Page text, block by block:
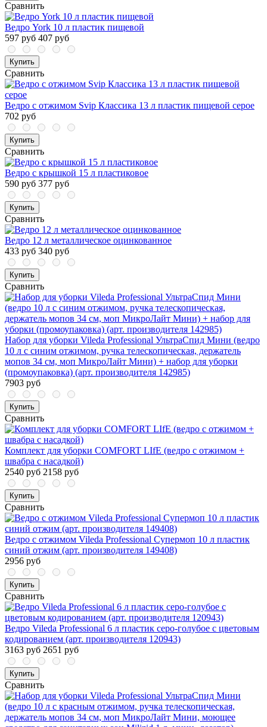
Сравнить
Ведро York 10 л пластик пищевой
597 руб 407 руб
Купить
Сравнить
Ведро с отжимом Svip Классика 13 л пластик пищевой серое
702 руб
Купить
Сравнить
Ведро с крышкой 15 л пластиковое
590 руб 377 руб
Купить
Сравнить
Ведро 12 л металлическое оцинкованное
433 руб 340 руб
Купить
Сравнить
Набор для уборки Vileda Professional УльтраСпид Мини (ведро
10 л с синим отжимом, ручка телескопическая, держатель
мопов 34 см, моп МикроЛайт Мини) + набор для уборки
(промоупаковка) (арт. производителя 142985)
7903 руб
Купить
Сравнить
Комплект для уборки COMFORT LIfE (ведро с отжимом +
швабра с насадкой)
2540 руб 2158 руб
Купить
Сравнить
Ведро с отжимом Vileda Professional Супермоп 10 л пластик
синий отжим (арт. производителя 149408)
2956 руб
Купить
Сравнить
Ведро Vileda Professional 6 л пластик серо-голубое с цветовым
кодированием (арт. производителя 120943)
3163 руб 2651 руб
Купить
Сравнить